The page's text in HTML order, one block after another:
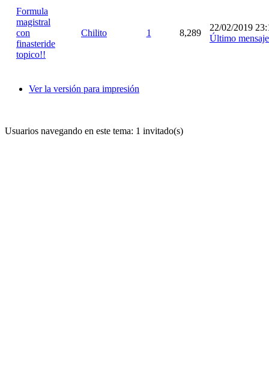
Formula
magistral
con
finasteride
topico!!
Chilito 1 8,289
22/02/2019
Último mensaje
Ver la versión para impresión
Usuarios navegando en este tema: 1 invitado(s)